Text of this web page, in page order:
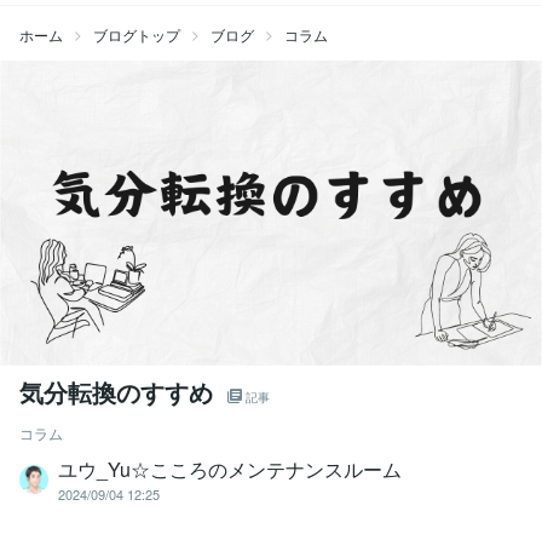
ホーム ブログトップ ブログ コラム
気分転換のすすめ 記事
コラム
ユウ_Yu☆こころのメンテナンスルーム
2024/09/04 12:25